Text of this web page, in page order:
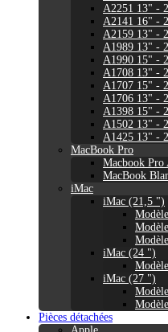
A2251 13" -
A2141 16" -
A2159 13" -
A1989 13" -
A1990 15" -
A1708 13" -
A1707 15" -
A1706 13" -
A1398 15" -
A1502 13" -
A1425 13" -
MacBook Pro
Macbook
MacBook
iMac
iMac (21,5 ")
iMac (24 ")
iMac (27 ")
Pièces détachées